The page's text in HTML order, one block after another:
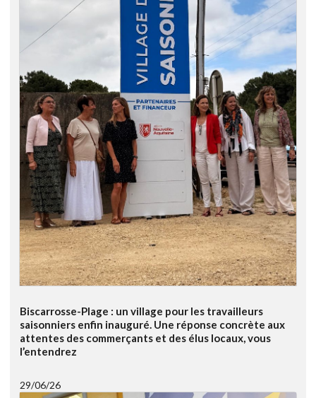
Biscarrosse-Plage : un village pour les travailleurs
saisonniers enfin inauguré. Une réponse concrète aux
attentes des commerçants et des élus locaux, vous
l’entendrez
29/06/26